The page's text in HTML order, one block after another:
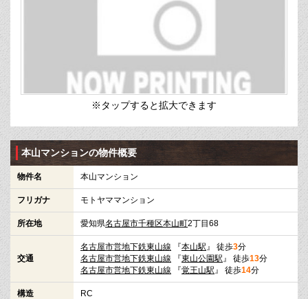
※タップすると拡大できます
本山マンションの物件概要
物件名 本山マンション
フリガナ モトヤママンション
所在地 愛知県名古屋市千種区本山町2丁目68
交通
名古屋市営地下鉄東山線 『本山駅 』 徒歩3分
名古屋市営地下鉄東山線 『東山公園駅 』 徒歩13分
名古屋市営地下鉄東山線 『覚王山駅 』 徒歩14分
構造 RC